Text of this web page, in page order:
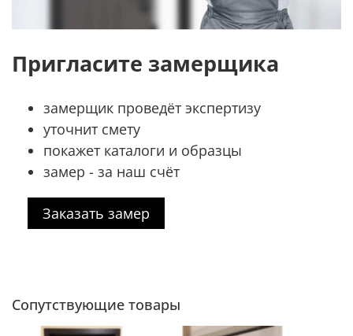
Пригласите замерщика
замерщик проведёт экспертизу
уточнит смету
покажет каталоги и образцы
замер - за наш счёт
Заказать замер
Сопутствующие товары